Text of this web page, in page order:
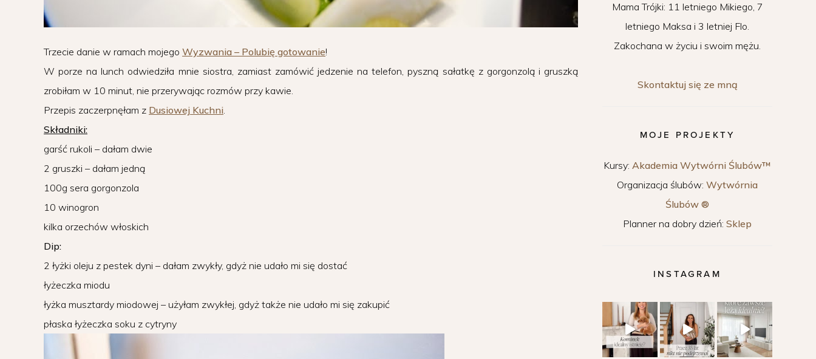
Trzecie danie w ramach mojego Wyzwania – Polubię gotowanie!
W porze na lunch odwiedziła mnie siostra, zamiast zamówić jedzenie na telefon, pyszną sałatkę z gorgonzolą i gruszką
zrobiłam w 10 minut, nie przerywając rozmów przy kawie.
Przepis zaczerpnęłam z Dusiowej Kuchni
Składniki:
garść rukoli – dałam dwie
2 gruszki – dałam jedną
100g sera gorgonzola
10 winogron
kilka orzechów włoskich
Dip:
2 łyżki oleju z pestek dyni – dałam zwykły, gdyż nie udało mi się dostać
łyżeczka miodu
łyżka musztardy miodowej – użyłam zwykłej, gdyż także nie udało mi się zakupić
płaska łyżeczka soku z cytryny
Mama Trójki: 11 letniego Mikiego, 7
letniego Maksa i 3 letniej Flo.
Zakochana w życiu i swoim mężu.
Skontaktuj się ze mną
MOJE PROJEKTY
Kursy: Akademia Wytwórni Ślubów™
Organizacja ślubów: Wytwórnia
Ślubów ®
Planner na dobry dzień: Sklep
INSTAGRAM